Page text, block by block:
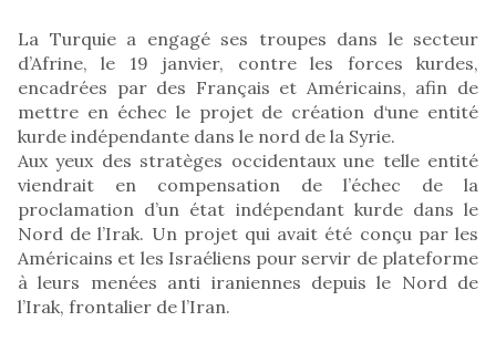
La Turquie a engagé ses troupes dans le secteur
d’Afrine, le 19 janvier, contre les forces kurdes,
encadrées par des Français et Américains, afin de
mettre en échec le projet de création d‘une entité
kurde indépendante dans le nord de la Syrie.
Aux yeux des stratèges occidentaux une telle entité
viendrait en compensation de l’échec de la
proclamation d’un état indépendant kurde dans le
Nord de l’Irak. Un projet qui avait été conçu par les
Américains et les Israéliens pour servir de plateforme
à leurs menées anti iraniennes depuis le Nord de
l’Irak, frontalier de l’Iran.